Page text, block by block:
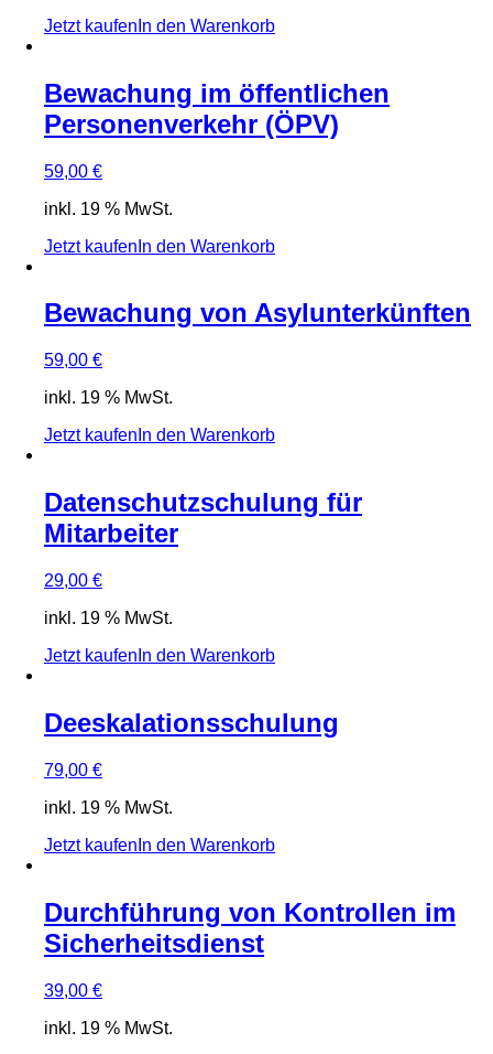
Jetzt kaufen In den Warenkorb
Bewachung im öffentlichen
Personenverkehr (ÖPV)
59,00 €
inkl. 19 % MwSt.
Jetzt kaufen In den Warenkorb
Bewachung von Asylunterkünften
59,00 €
inkl. 19 % MwSt.
Jetzt kaufen In den Warenkorb
Datenschutzschulung für
Mitarbeiter
29,00 €
inkl. 19 % MwSt.
Jetzt kaufen In den Warenkorb
Deeskalationsschulung
79,00 €
inkl. 19 % MwSt.
Jetzt kaufen In den Warenkorb
Durchführung von Kontrollen im
Sicherheitsdienst
39,00 €
inkl. 19 % MwSt.